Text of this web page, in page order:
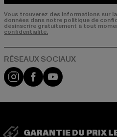
Vous trouverez des informations sur
données dans notre politique de
désinscrire gratuitement à tout
confidentialité.
Visit our Instagram page:
Visit our Facebook
Visit our
GARANTIE DU PRIX